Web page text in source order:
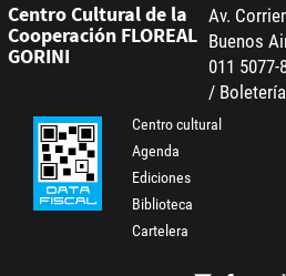
Centro Cultural de la
Cooperación FLOREAL
GORINI
Av.
Buenos
011 5077-
/
Centro cultural
Agenda
Ediciones
Biblioteca
Cartelera